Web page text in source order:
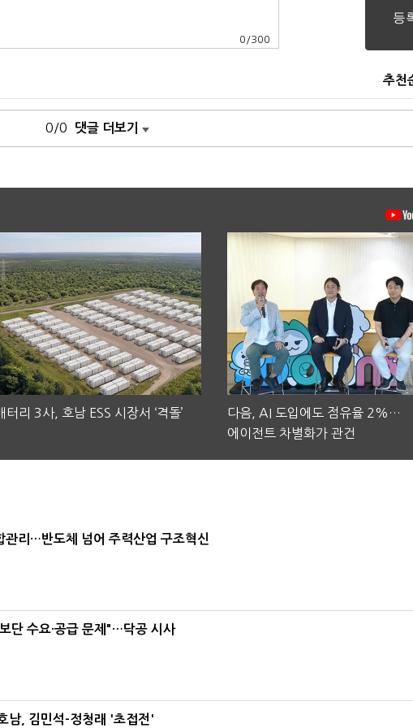
0 /300
추천
0/0 댓글 더보기
터리 3사, 호남 ESS 시장서 ‘격돌’
다음, AI 도입에도 점유율 2%…
에이전트 차별화가 관건
리…반도체 넘어 주력산업 구조혁신
단 수요·공급 문제"…닥공 시사
남, 김민석-정청래 '초접전'